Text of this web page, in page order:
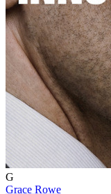
G
Grace Rowe